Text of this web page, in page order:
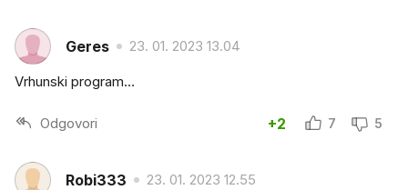
Geres 23. 01. 2023 13.04
Vrhunski program…
Odgovori +2 7 5
Robi333 23. 01. 2023 12.55